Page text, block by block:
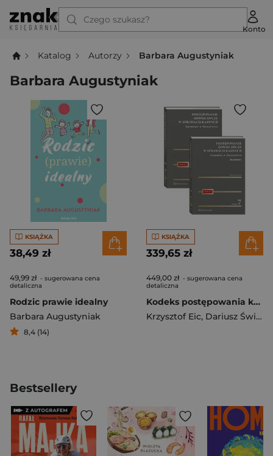
Czego szukasz?
Konto
Katalog Autorzy Barbara Augustyniak
Barbara Augustyniak
KSIĄŻKA
38,49 zł
49,99 zł - sugerowana cena
detaliczna
Rodzic prawie idealny
Barbara Augustyniak
8,4 (14)
KSIĄŻKA
339,65 zł
449,00 zł - sugerowana cena
detaliczna
Kodeks postępowania karnego. Komentarz T.1-2 w.7
Krzysztof Eic, Dariusz Świecki
Bestsellery